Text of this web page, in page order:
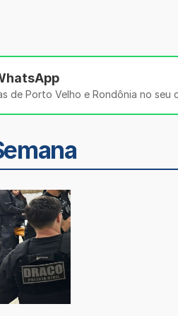
de Porto Velho e Rondônia no seu